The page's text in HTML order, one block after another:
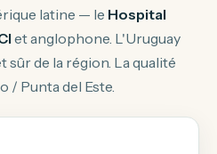
latine — le Hospital
et anglophone. L'Uruguay
sûr de la région. La qualité
/ Punta del Este.